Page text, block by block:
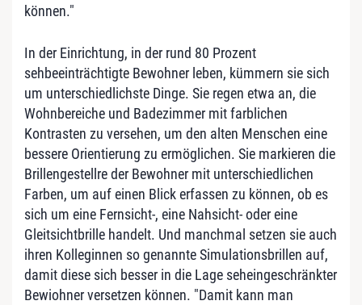
können."
In der Einrichtung, in der rund 80 Prozent
sehbeeinträchtigte Bewohner leben, kümmern sie sich
um unterschiedlichste Dinge. Sie regen etwa an, die
Wohnbereiche und Badezimmer mit farblichen
Kontrasten zu versehen, um den alten Menschen eine
bessere Orientierung zu ermöglichen. Sie markieren die
Brillengestellre der Bewohner mit unterschiedlichen
Farben, um auf einen Blick erfassen zu können, ob es
sich um eine Fernsicht-, eine Nahsicht- oder eine
Gleitsichtbrille handelt. Und manchmal setzen sie auch
ihren Kolleginnen so genannte Simulationsbrillen auf,
damit diese sich besser in die Lage seheingeschränkter
Bewiohner versetzen können. "Damit kann man